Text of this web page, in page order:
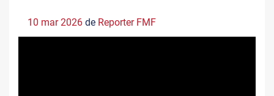
10 mar 2026 de Reporter FMF